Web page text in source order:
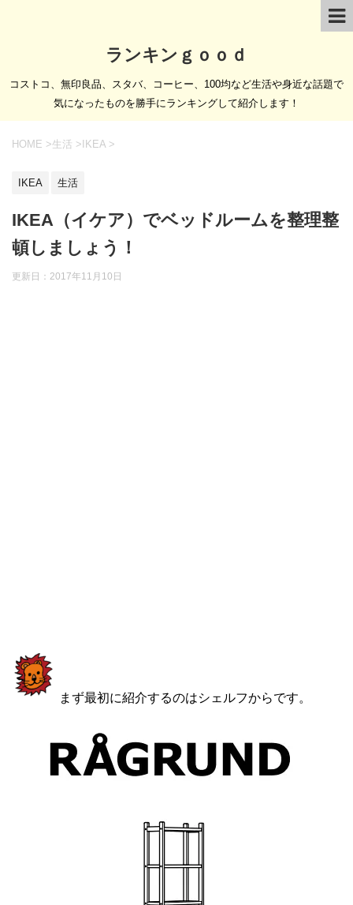
ランキンｇｏｏｄ
コストコ、無印良品、スタバ、コーヒー、100均など生活や身近な話題で
気になったものを勝手にランキングして紹介します！
HOME >生活 > IKEA >
IKEA 生活
IKEA（イケア）でベッドルームを整理整
頓しましょう！
更新日： 2017年11月10日
まず最初に紹介するのはシェルフからです。